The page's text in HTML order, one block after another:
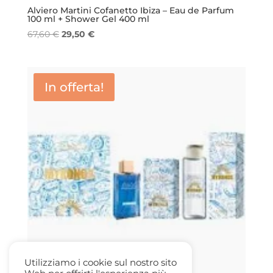
Alviero Martini Cofanetto Ibiza – Eau de Parfum
100 ml + Shower Gel 400 ml
67,60€ Il
era:
67,60 €.
29,50 €Il
è:
29,50 €.
In offerta!
Utilizziamo i cookie sul nostro sito